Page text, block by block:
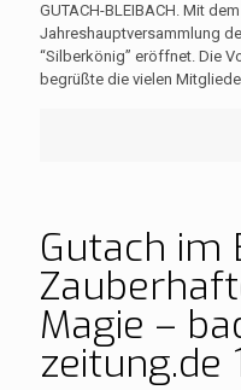
GUTACH-BLEIBACH. Mit
Jahreshauptversammlung
“Silberkönig” eröffnet. Die
begrüßte die vielen
Gutach im
Magie –
zeitung.de